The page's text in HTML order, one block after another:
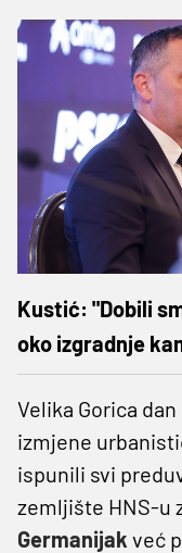
Kustić: "Dobili
oko izgradnje
Velika Gorica
izmjene
ispunili svi
zemljište HNS-u
Germanijak već